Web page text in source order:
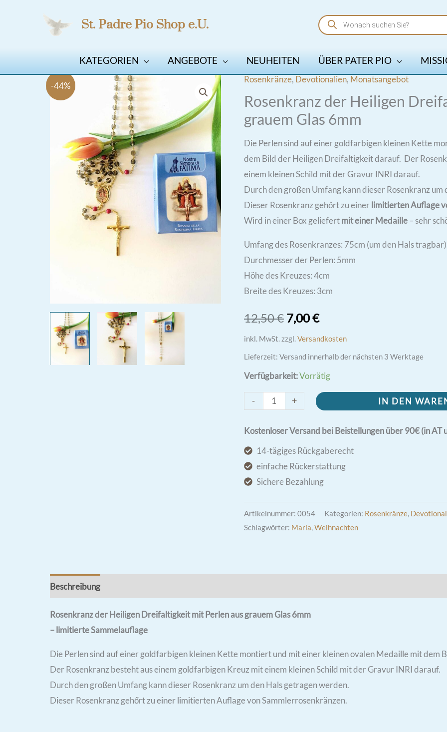
St. Padre Pio Shop e.U.
Products
search
KATEGORIEN ANGEBOTE NEUHEITEN ÜBER PATER PIO
-44%
Rosenkränze, Devotionalien, Monatsangebot
Rosenkranz der Heiligen
grauem Glas 6mm
Die Perlen sind auf einer goldfarbigen kleinen Kette
dem Bild der Heiligen Dreifaltigkeit darauf. Der
einem kleinen Schild mit der Gravur INRI darauf.
Durch den großen Umfang kann dieser Rosenkranz
Dieser Rosenkranz gehőrt zu einer limitierten Auflage
Wird in einer Box geliefertmit einer Medaille– sehr
Umfang des Rosenkranzes: 75cm (um den Hals tragbar)
Durchmesser der Perlen: 5mm
Höhe des Kreuzes: 4cm
Breite des Kreuzes: 3cm
12,50€ Ursprünglicher
Preis
war:
12,50 €
7,00€Aktueller
Preis
ist:
7,00 €.
inkl. MwSt.zzgl.Versandkosten
Lieferzeit: Versand innerhalb der nächsten 3 Werktage
Verfügbarkeit:Vorrätig
-
Rosenkranz
Heiligen
Dreifaltigkeit
mit
Perlen
Glas
+ IN DEN
Kostenloser Versand bei Beistellungen über 90€ (in AT
14-tägiges Rückgaberecht
einfache Rückerstattung
Sichere Bezahlung
Artikelnummer: 0054 Kategorien: Rosenkränze,
Schlagwörter: Maria,Weihnachten
Beschreibung
Rosenkranz der Heiligen Dreifaltigkeit mit Perlen aus grauem Glas 6mm
– limitierte Sammelauflage
Die Perlen sind auf einer goldfarbigen kleinen Kette montiert und mit einer kleinen ovalen Medaille mit
Der Rosenkranz besteht aus einem goldfarbigen Kreuz mit einem kleinen Schild mit der Gravur INRI darauf.
Durch den großen Umfang kann dieser Rosenkranz um den Hals getragen werden.
Dieser Rosenkranz gehőrt zu einer limitierten Auflage von Sammlerrosenkränzen.